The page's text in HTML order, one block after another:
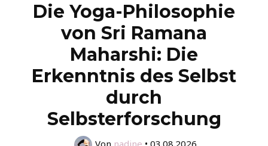
Die Yoga-Philosophie
von Sri Ramana
Maharshi: Die
Erkenntnis des Selbst
durch
Selbsterforschung